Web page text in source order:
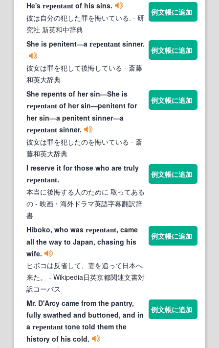
He's repentant of his sins.
彼は自分の犯した罪を悔いている. - 研
究社 新英和中辞典
例文帳に追加
She is penitent―a repentant sinner.
彼女は罪を犯して後悔している - 斎藤
和英大辞典
例文帳に追加
She repents of her sin―She is
repentant of her sin―penitent for
her sin―a penitent sinner―a
repentant sinner.
彼女は罪を犯したのを悔いている - 斎
藤和英大辞典
例文帳に追加
I reserve it for those who are truly
repentant.
本当に後悔する人のために 取ってある
の - 映画・海外ドラマ英語字幕翻訳辞
書
例文帳に追加
Hiboko, who was repentant, came
all the way to Japan, chasing his
wife.
ヒボコは反省して、妻を追って日本へ
来た。
- Wikipedia日英京都関連文書対
訳コーパス
例文帳に追加
Mr. D'Arcy came from the pantry,
fully swathed and buttoned, and in
a repentant tone told them the
history of his cold.
例文帳に追加